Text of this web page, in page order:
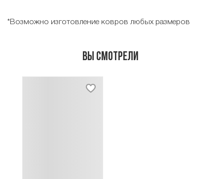
*Возможно изготовление ковров любых размеров
Вы смотрели